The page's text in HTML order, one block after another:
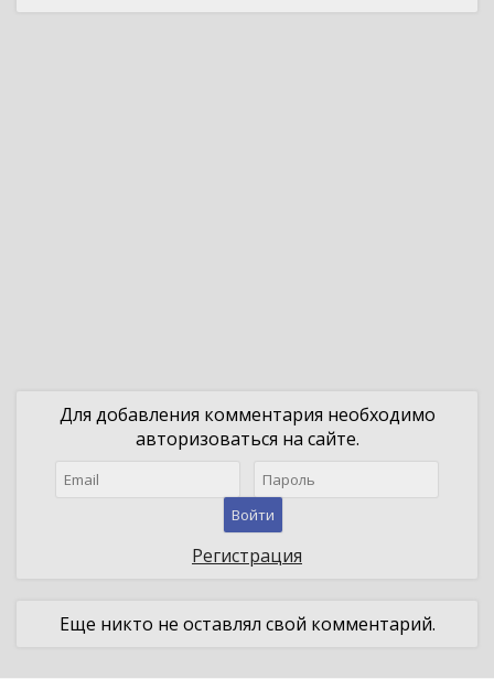
Для добавления комментария необходимо
авторизоваться на сайте.
Войти
Регистрация
Еще никто не оставлял свой комментарий.